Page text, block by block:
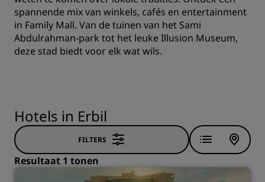
spannende mix van winkels, cafés en entertainment
in Family Mall. Van de tuinen van het Sami
Abdulrahman-park tot het leuke Illusion Museum,
deze stad biedt voor elk wat wils.
Hotels in Erbil
FILTERS
Resultaat 1 tonen